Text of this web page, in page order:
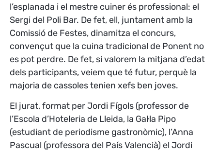
l’esplanada i el mestre cuiner és professional: el
Sergi del Poli Bar. De fet, ell, juntament amb la
Comissió de Festes, dinamitza el concurs,
convençut que la cuina tradicional de Ponent no
es pot perdre. De fet, si valorem la mitjana d’edat
dels participants, veiem que té futur, perquè la
majoria de cassoles tenien xefs ben joves.
El jurat, format per Jordi Fígols (professor de
l’Escola d’Hoteleria de Lleida, la Gal·la Pipo
(estudiant de periodisme gastronòmic), l’Anna
Pascual (professora del País Valencià) el Jordi